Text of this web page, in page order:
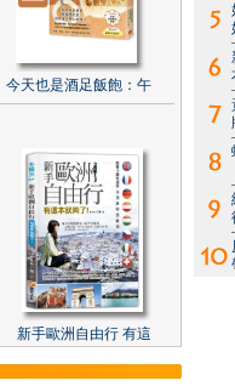
今天也是酒足飯飽：午
新手歐洲自由行 有這